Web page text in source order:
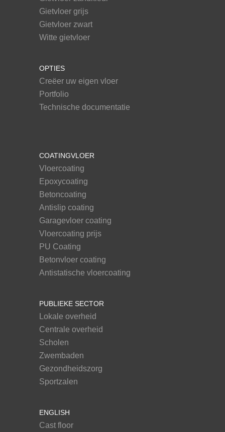
Gietvloer grijs
Gietvloer zwart
Witte gietvloer
OPTIES
Creëer uw eigen vloer
Portfolio
Technische documentatie
COATINGVLOER
Vloercoating
Epoxycoating
Betoncoating
Antislip coating
Garagevloer coating
Vloercoating prijs
PU Coating
Betonvloer coating
Antistatische vloercoating
PUBLIEKE SECTOR
Lokale overheid
Centrale overheid
Scholen
Zwembaden
Gezondheidszorg
Sportzalen
ENGLISH
Cast floor